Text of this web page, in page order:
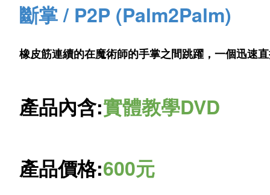
斷掌 / P2P (Palm2Palm)
橡皮筋連續的在魔術師的手掌之間跳躍，一個迅速
產品內含:實體教學DVD
產品價格:600元